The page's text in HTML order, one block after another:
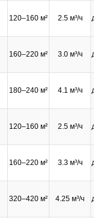
120–160 м² 2.5 м³/ч
160–220 м² 3.0 м³/ч
180–240 м² 4.1 м³/ч
120–160 м² 2.5 м³/ч
160–220 м² 3.3 м³/ч
320–420 м² 4.25 м³/ч